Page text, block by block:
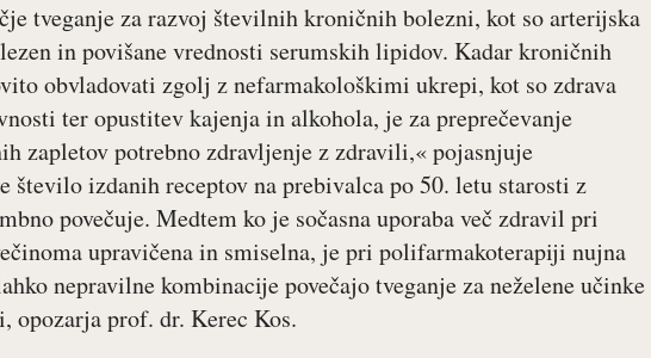
tveganje za razvoj številnih kroničnih bolezni, kot so arterijska
in povišane vrednosti serumskih lipidov. Kadar kroničnih
obvladovati zgolj z nefarmakološkimi ukrepi, kot so zdrava
ter opustitev kajenja in alkohola, je za preprečevanje
zapletov potrebno zdravljenje z zdravili,« pojasnjuje
število izdanih receptov na prebivalca po 50. letu starosti z
povečuje. Medtem ko je sočasna uporaba več zdravil pri
upravičena in smiselna, je pri polifarmakoterapiji nujna
nepravilne kombinacije povečajo tveganje za neželene učinke
opozarja prof. dr. Kerec Kos.